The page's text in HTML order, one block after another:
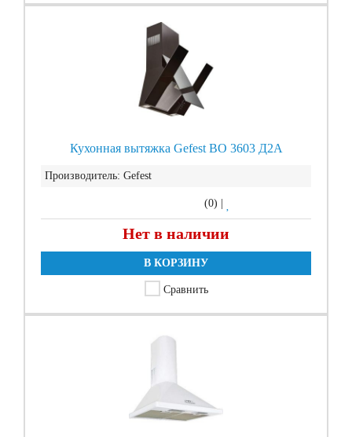
Кухонная вытяжка Gefest ВО 3603 Д2А
Производитель: Gefest
(0)
Нет в наличии
В КОРЗИНУ
Сравнить